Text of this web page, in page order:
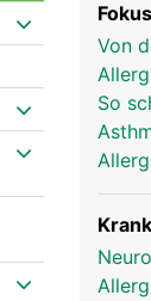
Fokus
Von
So